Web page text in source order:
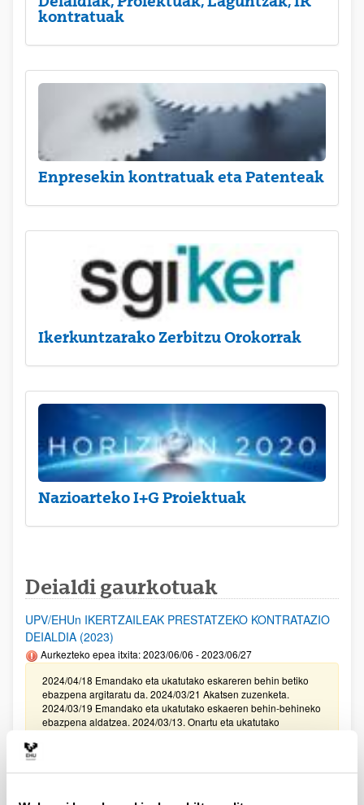
kontratuak
Enpresekin kontratuak eta Patenteak
Ikerkuntzarako Zerbitzu Orokorrak
Nazioarteko I+G Proiektuak
Deialdi gaurkotuak
UPV/EHUn IKERTZAILEAK PRESTATZEKO KONTRATAZIO
DEIALDIA (2023)
Aurkezteko epea itxita: 2023/06/06 - 2023/06/27
2024/04/18 Emandako eta ukatutako eskareren behin betiko
ebazpena argitaratu da. 2024/03/21 Akatsen zuzenketa.
2024/03/19 Emandako eta ukatutako eskaeren behin-behineko
ebazpena aldatzea. 2024/03/13. Onartu eta ukatutako
eskaeren behin betiko zerrenda. I Fasea. Modalitate I, II III, eta